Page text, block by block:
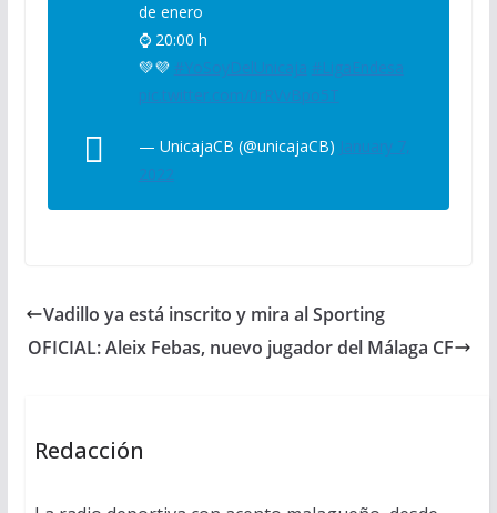
de enero
⌚ 20:00 h
💚💜 #YoSoyDelUnicaja #LigaEndesa
pic.twitter.com/0rRVvBpo5T
— UnicajaCB (@unicajaCB) January 7,
2022
Vadillo ya está inscrito y mira al Sporting
OFICIAL: Aleix Febas, nuevo jugador del Málaga CF
Redacción